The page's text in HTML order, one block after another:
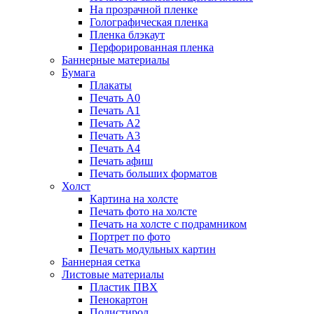
На прозрачной пленке
Голографическая пленка
Пленка блэкаут
Перфорированная пленка
Баннерные материалы
Бумага
Плакаты
Печать А0
Печать А1
Печать А2
Печать А3
Печать А4
Печать афиш
Печать больших форматов
Холст
Картина на холсте
Печать фото на холсте
Печать на холсте с подрамником
Портрет по фото
Печать модульных картин
Баннерная сетка
Листовые материалы
Пластик ПВХ
Пенокартон